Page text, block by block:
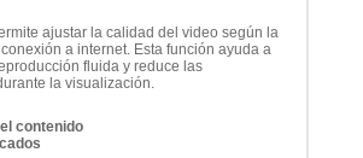
ajustar la calidad del video según la
a internet. Esta función ayuda a
fluida y reduce las
la visualización.
contenido